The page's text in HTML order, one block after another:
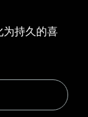
为持久的喜